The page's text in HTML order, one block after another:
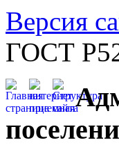
Версия
ГОСТ